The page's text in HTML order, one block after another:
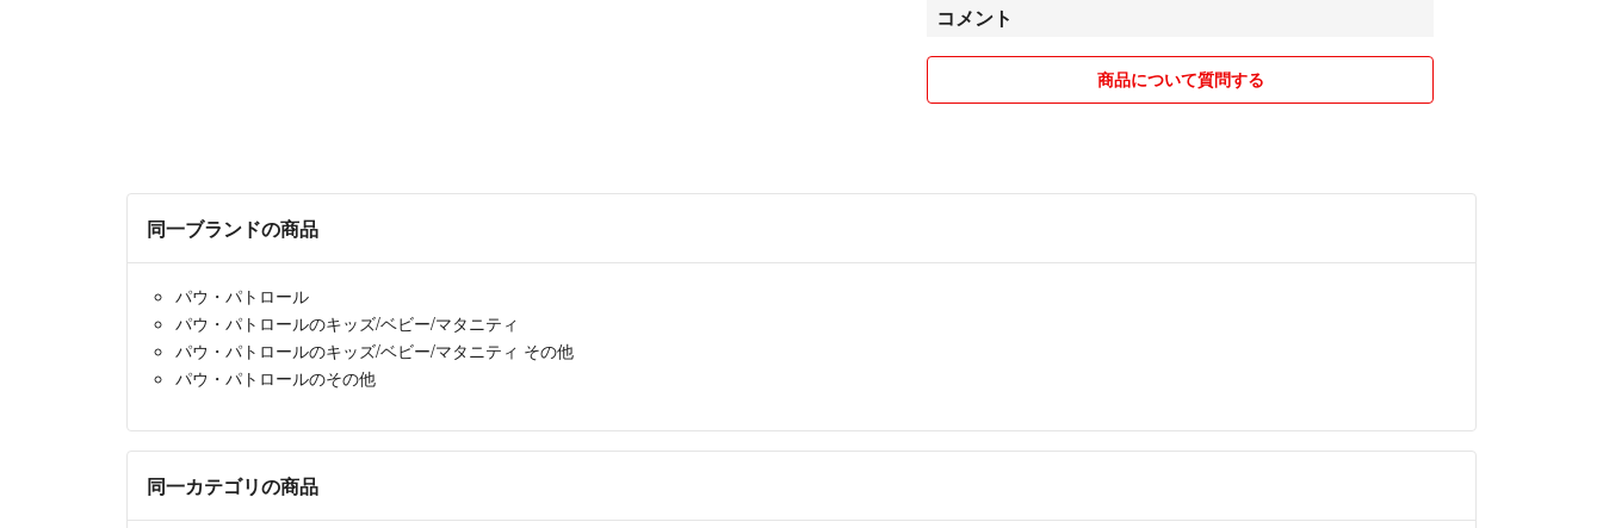
コメント
商品について質問する
同一ブランドの商品
パウ・パトロール
パウ・パトロールのキッズ/ベビー/マタニティ
パウ・パトロールのキッズ/ベビー/マタニティ その他
パウ・パトロールのその他
同一カテゴリの商品